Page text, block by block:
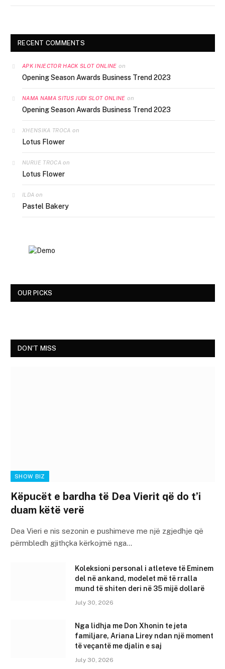
RECENT COMMENTS
APK INJECTOR HACK SLOT ONLINE on
Opening Season Awards Business Trend 2023
NAMA NAMA SITUS JUDI SLOT ONLINE on
Opening Season Awards Business Trend 2023
XHENSIKA TROCA on
Lotus Flower
NURIJE TROCAon
Lotus Flower
ILDA on
Pastel Bakery
OUR PICKS
DON'T MISS
SHOW BIZ
Këpucët e bardha të Dea Vierit që do t’i
duam këtë verë
Dea Vieri e nis sezonin e pushimeve me një zgjedhje që
përmbledh gjithçka kërkojmë nga…
Koleksioni personal i atleteve të Eminem
del në ankand, modelet më të rralla
mund të shiten deri në 35 mijë dollarë
July 30, 2026
Nga lidhja me Don Xhonin te jeta
familjare, Ariana Lirey ndan një moment
të veçantë me djalin e saj
July 30, 2026